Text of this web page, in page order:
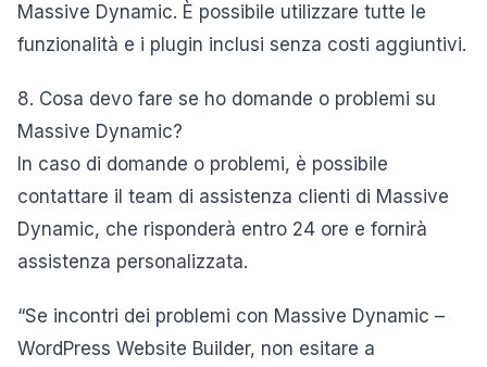
Massive Dynamic. È possibile utilizzare tutte le
funzionalità e i plugin inclusi senza costi aggiuntivi.
8. Cosa devo fare se ho domande o problemi su
Massive Dynamic?
In caso di domande o problemi, è possibile
contattare il team di assistenza clienti di Massive
Dynamic, che risponderà entro 24 ore e fornirà
assistenza personalizzata.
“Se incontri dei problemi con Massive Dynamic –
WordPress Website Builder, non esitare a